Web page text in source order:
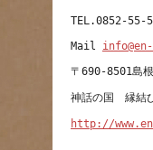
Mail
http://